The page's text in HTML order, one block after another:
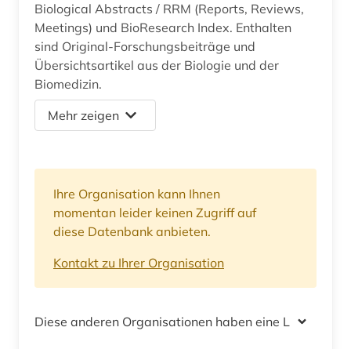
Biological Abstracts / RRM (Reports, Reviews,
Meetings) und BioResearch Index. Enthalten
sind Original-Forschungsbeiträge und
Übersichtsartikel aus der Biologie und der
Biomedizin.
Mehr zeigen
Ihre Organisation kann Ihnen
momentan leider keinen Zugriff auf
diese Datenbank anbieten.
Kontakt zu Ihrer Organisation
Diese anderen Organisationen haben eine Lizenz